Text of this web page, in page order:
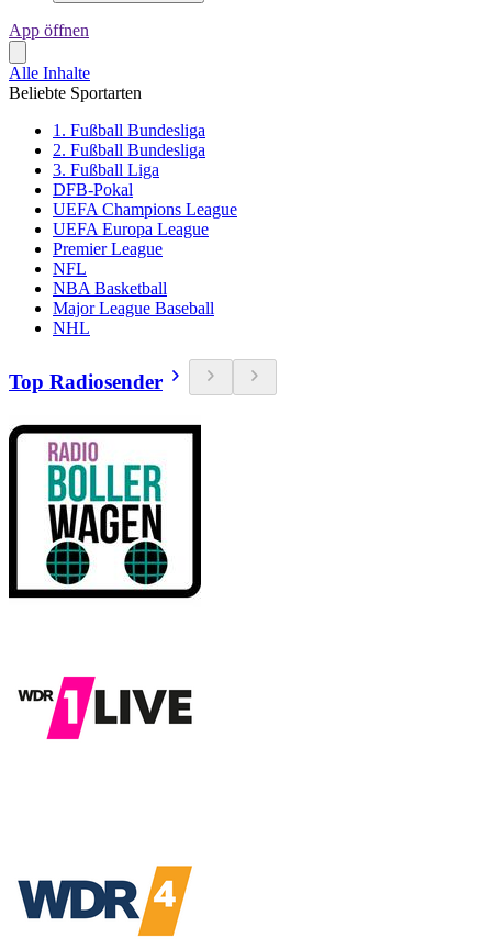
App öffnen
Alle Inhalte
Beliebte Sportarten
1. Fußball Bundesliga
2. Fußball Bundesliga
3. Fußball Liga
DFB-Pokal
UEFA Champions League
UEFA Europa League
Premier League
NFL
NBA Basketball
Major League Baseball
NHL
Top Radiosender